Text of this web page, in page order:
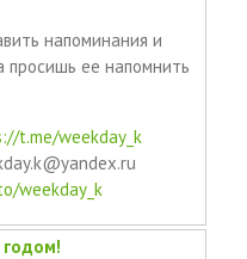
напоминания и
просишь ее напомнить
t.me/weekday_k
weekday_k